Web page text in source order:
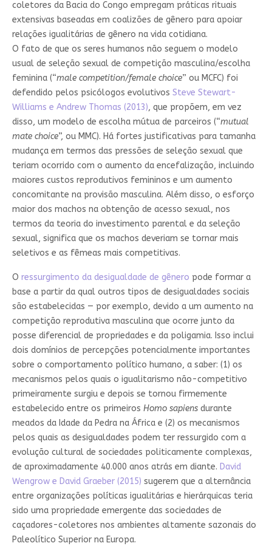
coletores da Bacia do Congo empregam práticas rituais
extensivas baseadas em coalizões de gênero para apoiar
relações igualitárias de gênero na vida cotidiana.
O fato de que os seres humanos não seguem o modelo
usual de seleção sexual de competição masculina/escolha
feminina (“male competition/female choice” ou MCFC) foi
defendido pelos psicólogos evolutivos Steve Stewart-
Williams e Andrew Thomas (2013), que propõem, em vez
disso, um modelo de escolha mútua de parceiros (“mutual
mate choice”, ou MMC). Há fortes justificativas para tamanha
mudança em termos das pressões de seleção sexual que
teriam ocorrido com o aumento da encefalização, incluindo
maiores custos reprodutivos femininos e um aumento
concomitante na provisão masculina. Além disso, o esforço
maior dos machos na obtenção de acesso sexual, nos
termos da teoria do investimento parental e da seleção
sexual, significa que os machos deveriam se tornar mais
seletivos e as fêmeas mais competitivas.
O ressurgimento da desigualdade de gênero pode formar a
base a partir da qual outros tipos de desigualdades sociais
são estabelecidas — por exemplo, devido a um aumento na
competição reprodutiva masculina que ocorre junto da
posse diferencial de propriedades e da poligamia. Isso inclui
dois domínios de percepções potencialmente importantes
sobre o comportamento político humano, a saber: (1) os
mecanismos pelos quais o igualitarismo não-competitivo
primeiramente surgiu e depois se tornou firmemente
estabelecido entre os primeiros Homo sapiensdurante
meados da Idade da Pedra na África e (2) os mecanismos
pelos quais as desigualdades podem ter ressurgido com a
evolução cultural de sociedades politicamente complexas,
de aproximadamente 40.000 anos atrás em diante. David
Wengrow e David Graeber (2015) sugerem que a alternância
entre organizações políticas igualitárias e hierárquicas teria
sido uma propriedade emergente das sociedades de
caçadores-coletores nos ambientes altamente sazonais do
Paleolítico Superior na Europa.